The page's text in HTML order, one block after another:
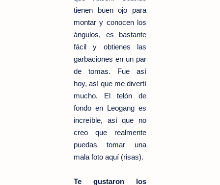
tienen buen ojo para
montar y conocen los
ángulos, es bastante
fácil y obtienes las
garbaciones en un par
de tomas. Fue así
hoy, así que me divertí
mucho. El telón de
fondo en Leogang es
increíble, así que no
creo que realmente
puedas tomar una
mala foto aquí (risas).
Te gustaron los